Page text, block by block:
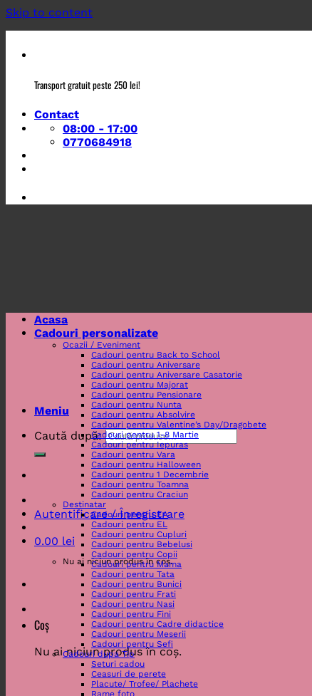
Skip to content
Transport gratuit peste 250 lei!
Contact
08:00 - 17:00
0770684918
Meniu
Caută după:
Autentificare / Înregistrare
0.00 lei
Nu ai niciun produs în coș.
Coș
Nu ai niciun produs în coș.
Acasa
Cadouri personalizate
Ocazii / Eveniment
Cadouri pentru Back to School
Cadouri pentru Aniversare
Cadouri pentru Aniversare Casatorie
Cadouri pentru Majorat
Cadouri pentru Pensionare
Cadouri pentru Nunta
Cadouri pentru Absolvire
Cadouri pentru Valentine’s Day/Dragobete
Cadouri pentru 1-8 Martie
Cadouri pentru Iepuras
Cadouri pentru Vara
Cadouri pentru Halloween
Cadouri pentru 1 Decembrie
Cadouri pentru Toamna
Cadouri pentru Craciun
Destinatar
Cadouri pentru EA
Cadouri pentru EL
Cadouri pentru Cupluri
Cadouri pentru Bebelusi
Cadouri pentru Copii
Cadouri pentru Mama
Cadouri pentru Tata
Cadouri pentru Bunici
Cadouri pentru Frati
Cadouri pentru Nasi
Cadouri pentru Fini
Cadouri pentru Cadre didactice
Cadouri pentru Meserii
Cadouri pentru Sefi
Cadouri dupa Tip
Seturi cadou
Ceasuri de perete
Placute/ Trofee/ Plachete